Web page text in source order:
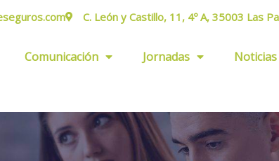
C. León y Castillo, 11, 4º A, 35003 Las
Comunicación Jornadas Noticias